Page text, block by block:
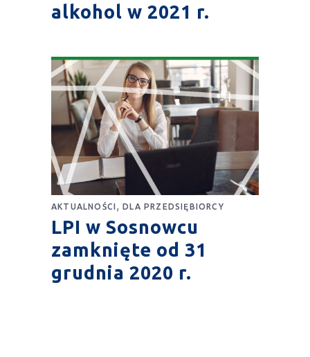
alkohol w 2021 r.
AKTUALNOŚCI ,DLA PRZEDSIĘBIORCY
LPI w Sosnowcu
zamknięte od 31
grudnia 2020 r.